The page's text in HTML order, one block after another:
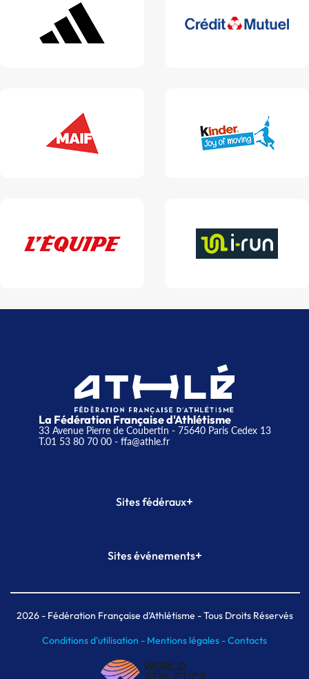
La Fédération Française d'Athlétisme
33 Avenue Pierre de Coubertin - 75640 Paris Cedex 13
T.01 53 80 70 00- ffa@athle.fr
Sites fédéraux+
Plateforme Formation
Sites événements+
Meeting de Paris indoor
MAIF Ekiden de Paris
2026- Fédération Française d'Athlétisme - Tous Droits Réservés
Conditions d'utilisation - Mentions légales -Contacts